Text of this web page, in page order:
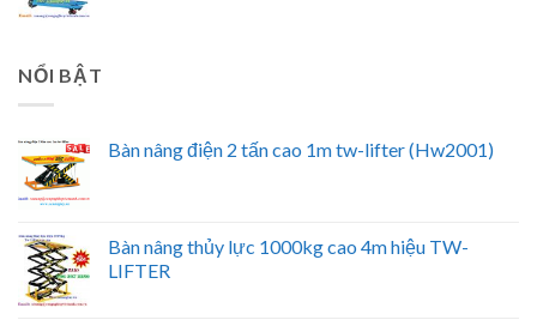
NỔI BẬT
Bàn nâng điện 2 tấn cao 1m tw-lifter (Hw2001)
Bàn nâng thủy lực 1000kg cao 4m hiệu TW-
LIFTER